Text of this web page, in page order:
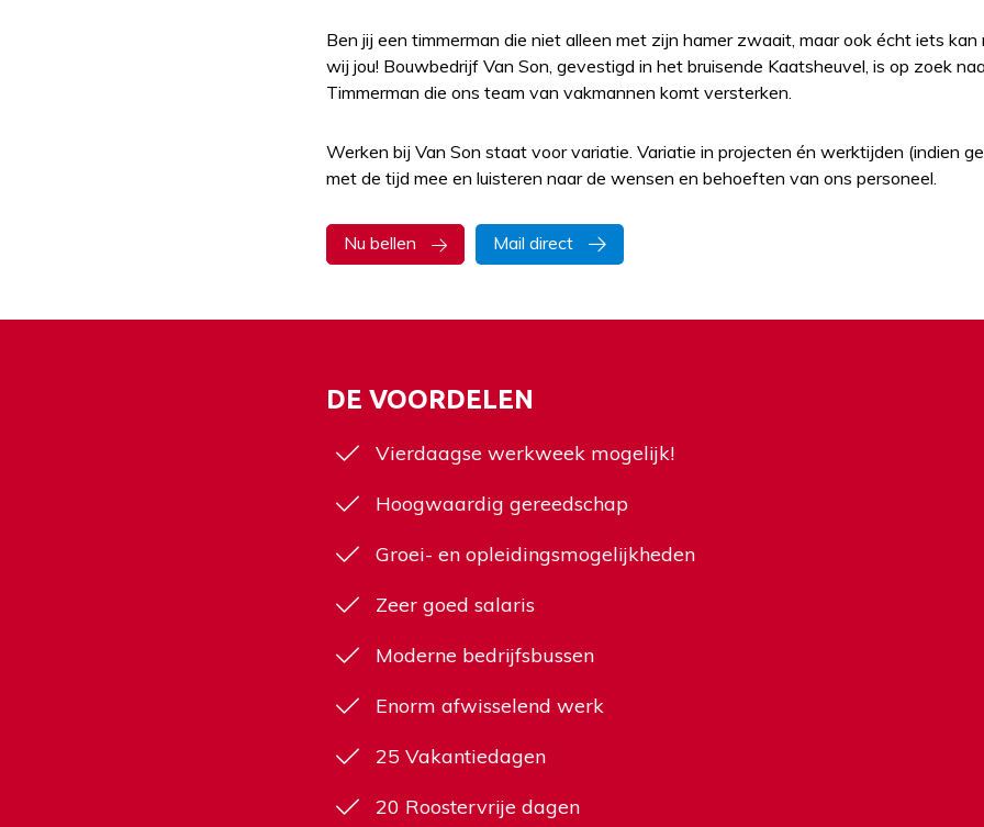
Ben jij een timmerman die niet alleen met zijn hamer zwaait, maar ook écht iets kan
wij jou! Bouwbedrijf Van Son, gevestigd in het bruisende Kaatsheuvel, is op zoek
Timmerman die ons team van vakmannen komt versterken.
Werken bij Van Son staat voor variatie. Variatie in projecten én werktijden (indien
met de tijd mee en luisteren naar de wensen en behoeften van ons personeel.
Nu bellen Mail direct
DE VOORDELEN
Vierdaagse werkweek mogelijk!
Hoogwaardig gereedschap
Groei- en opleidingsmogelijkheden
Zeer goed salaris
Moderne bedrijfsbussen
Enorm afwisselend werk
25 Vakantiedagen
20 Roostervrije dagen